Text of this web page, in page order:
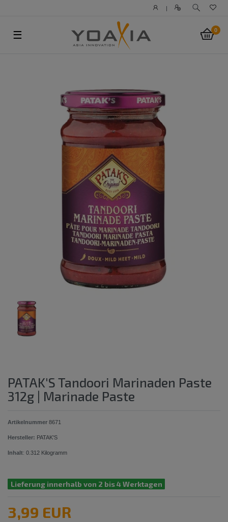
|
0
☰
PATAK'S Tandoori Marinaden Paste
312g | Marinade Paste
Artikelnummer 8671
Hersteller: PATAK'S
Inhalt: 0.312 Kilogramm
Lieferung innerhalb von 2 bis 4 Werktagen
3,99 EUR